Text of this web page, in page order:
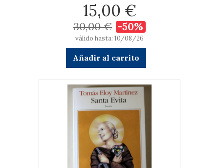
15,00 €
30,00 € -50%
válido hasta: 10/08/26
Añadir al carrito